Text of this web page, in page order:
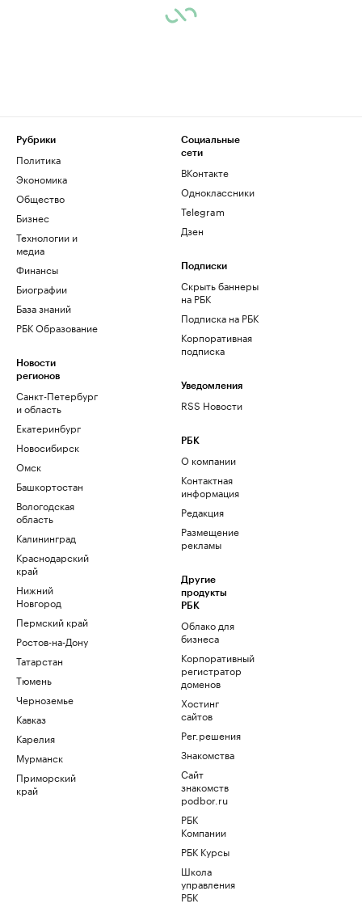
Рубрики
Политика
Экономика
Общество
Бизнес
Технологии и
медиа
Финансы
Биографии
База знаний
РБК Образование
Новости
регионов
Санкт-Петербург
и область
Екатеринбург
Новосибирск
Омск
Башкортостан
Вологодская
область
Калининград
Краснодарский
край
Нижний
Новгород
Пермский край
Ростов-на-Дону
Татарстан
Тюмень
Черноземье
Кавказ
Карелия
Мурманск
Приморский
край
Социальные
сети
ВКонтакте
Одноклассники
Telegram
Дзен
Подписки
Скрыть баннеры
на РБК
Подписка на РБК
Корпоративная
подписка
Уведомления
RSS Новости
РБК
О компании
Контактная
информация
Редакция
Размещение
рекламы
Другие
продукты
РБК
Облако для
бизнеса
Корпоративный
регистратор
доменов
Хостинг
сайтов
Рег.решения
Знакомства
Сайт
знакомств
podbor.ru
РБК
Компании
РБК Курсы
Школа
управления
РБК